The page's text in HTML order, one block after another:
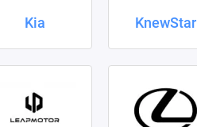
Kia KnewStar